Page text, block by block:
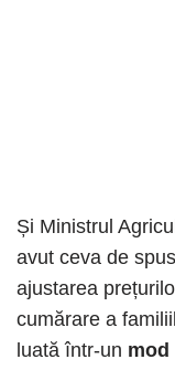
Și Ministrul
avut ceva de
ajustarea
cumărare a
luată într-un mod